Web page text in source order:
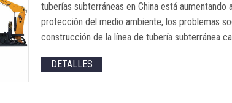
tuberías subterráneas en China está
protección del medio ambiente, los problemas
construcción de la línea de tubería subterránea
DETALLES